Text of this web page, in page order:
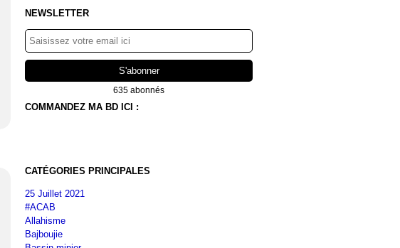
NEWSLETTER
635 abonnés
COMMANDEZ MA BD ICI :
CATÉGORIES PRINCIPALES
25 Juillet 2021
#ACAB
Allahisme
Bajboujie